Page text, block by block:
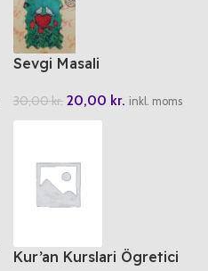
Sevgi Masali
30,00kr. 20,00 kr. inkl. moms
Kur’an Kurslari Ögretici